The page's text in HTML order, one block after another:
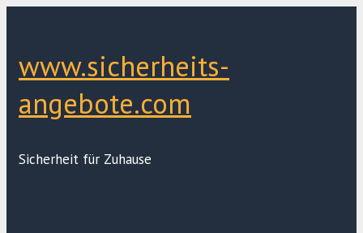
www.sicherheits-
angebote.com
Sicherheit für Zuhause